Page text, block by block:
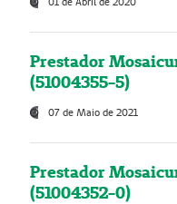
Prestador
(51004355-5)
07 de Maio de 2021
Prestador
(51004352-0)